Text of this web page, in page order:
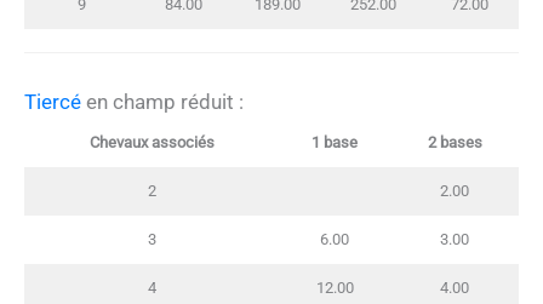
9 84.00 189.00 252.00 72.00
Tiercé en champ réduit :
Chevaux associés 1 base 2 bases
2 2.00
3 6.00 3.00
4 12.00 4.00